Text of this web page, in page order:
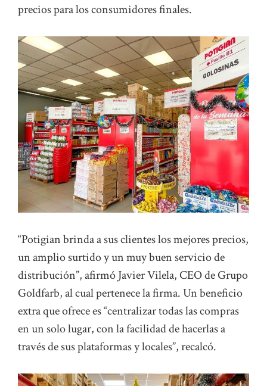
precios para los consumidores finales.
“Potigian brinda a sus clientes los mejores precios,
un amplio surtido y un muy buen servicio de
distribución”, afirmó Javier Vilela, CEO de Grupo
Goldfarb, al cual pertenece la firma. Un beneficio
extra que ofrece es “centralizar todas las compras
en un solo lugar, con la facilidad de hacerlas a
través de sus plataformas y locales”, recalcó.